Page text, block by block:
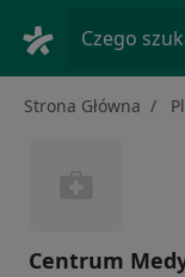
Czego
Strona Główna
Centrum